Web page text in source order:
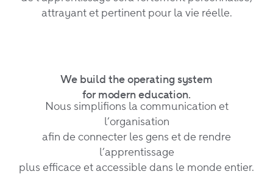
attrayant et pertinent pour la vie réelle.
We build the operating system
for modern education.
Nous simplifions la communication et
l’organisation
afin de connecter les gens et de rendre
l’apprentissage
plus efficace et accessible dans le monde entier.